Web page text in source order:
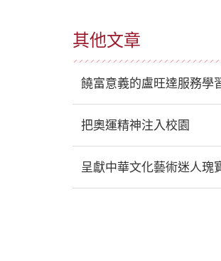
其他文章
饒富意義的盧旺達服務學
把奧運精神注入校園
呈獻中華文化藝術迷人瑰